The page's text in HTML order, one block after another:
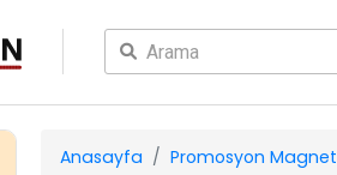
Anasayfa Promosyon Magnet